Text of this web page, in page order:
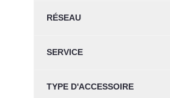
RÉSEAU
SERVICE
TYPE D'ACCESSOIRE